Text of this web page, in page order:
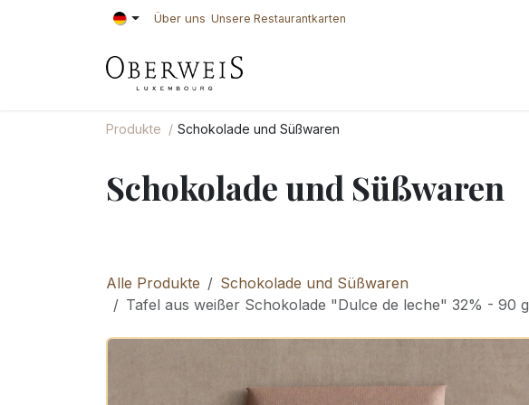
Zum Inhalt springen Über uns Unsere Restaurantkarten
Produkte Schokolade und Süßwaren
Schokolade und Süßwaren
Alle Produkte
Schokolade und Süßwaren
Tafel aus weißer Schokolade "Dulce de leche" 32% - 90 g